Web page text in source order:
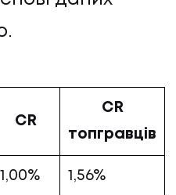
CR
CR
топгравців
1,00% 1,56%